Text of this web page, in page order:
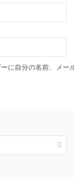
に自分の名前、メー